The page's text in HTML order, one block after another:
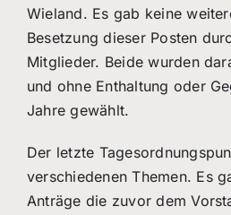
Wieland. Es gab keine
Besetzung dieser Posten
Mitglieder. Beide wurden
und ohne Enthaltung oder
Jahre gewählt.
Der letzte
verschiedenen Themen. Es
Anträge die zuvor dem